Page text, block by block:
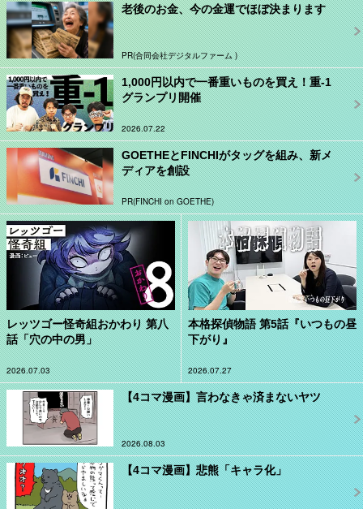
老後のお金、今の金運でほぼ決まります
PR(合同会社デジタルファーム )
1,000円以内で一番重いものを買え！重-1
グランプリ開催
2026.07.22
GOETHEとFINCHIがタッグを組み、新メ
ディアを創設
PR(FINCHI on GOETHE)
レッツゴー怪奇組おかわり 第八
話「穴の中の男」
2026.07.03
本格探偵物語 第5話『いつもの昼
下がり』
2026.07.27
【4コマ漫画】言わなきゃ済まないヤツ
2026.08.03
【4コマ漫画】悲熊「キャラ化」